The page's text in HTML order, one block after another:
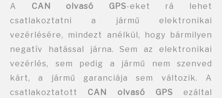
A CAN olvasó GPS-eket rá lehet
csatlakoztatni a jármű elektronikai
vezérlésére, mindezt anélkül, hogy bármilyen
negatív hatással járna. Sem az elektronikai
vezérlés, sem pedig a jármű nem szenved
kárt, a jármű garanciája sem változik. A
csatlakoztatott CAN olvasó GPS ezáltal